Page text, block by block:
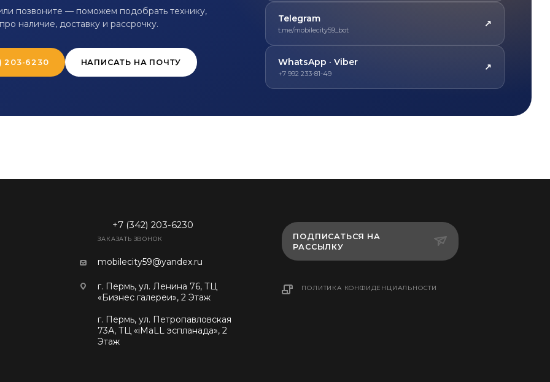
позвоните — поможем подобрать технику,
наличие, доставку и рассрочку.
203-6230 НАПИСАТЬ НА ПОЧТУ
Telegram
t.me/mobilecity59_bot
↗
WhatsApp · Viber
+7 992 233-81-49
↗
+7 (342) 203-6230
ЗАКАЗАТЬ ЗВОНОК
mobilecity59@yandex.ru
г. Пермь, ул. Ленина 76, ТЦ
«Бизнес галереи», 2 Этаж
г. Пермь, ул. Петропавловская
73А, ТЦ «iMaLL эспланада», 2
Этаж
ПОДПИСАТЬСЯ НА
РАССЫЛКУ
ПОЛИТИКА КОНФИДЕНЦИАЛЬНОСТИ